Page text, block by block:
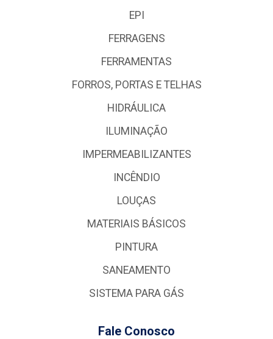
EPI
FERRAGENS
FERRAMENTAS
FORROS, PORTAS E TELHAS
HIDRÁULICA
ILUMINAÇÃO
IMPERMEABILIZANTES
INCÊNDIO
LOUÇAS
MATERIAIS BÁSICOS
PINTURA
SANEAMENTO
SISTEMA PARA GÁS
Fale Conosco